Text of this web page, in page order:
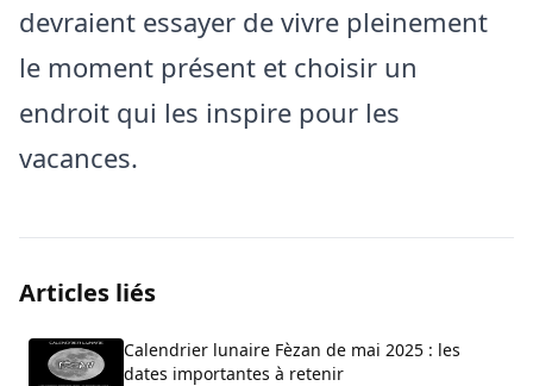
devraient essayer de vivre pleinement
le moment présent et choisir un
endroit qui les inspire pour les
vacances.
Articles liés
Calendrier lunaire Fèzan de mai 2025 : les
dates importantes à retenir